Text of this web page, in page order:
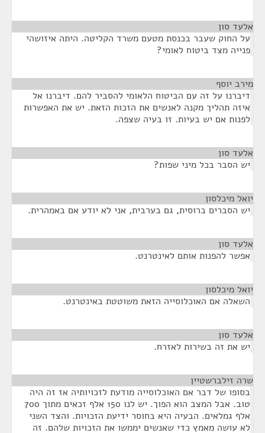
אלעד סון
על החוק שעבר בכנסת מטעם משרד הקליטה. היתה איזושהי
פנייה מצד ביטוח לאומי?
מירב יוסף
דיברנו על זה עם הביטוח הלאומי להסביר להם. דיברנו אל
איזה תהליך מקנה לאנשים את הזכות הזאת. יש את האפשרות
לפנות אם יש בעיות. זו בעיה שצפה.
אלעד סון
יש הסבר בכל מיני שפות?
יואל מיכלסון
יש הסברים ברוסית, גם בערבית, אני לא יודע אם באמהרית.
אלעד סון
אפשר להפנות אותם לאינטרנט.
יואל מיכלסון
השאלה אם האוכלוסייה הזאת משוטטת באינטרנט.
אלעד סון
יש את זה בשירות לאזרח.
שרה זילברשטיין
בסופו של דבר אם האוכלוסייה מודעת לזכויותיה אז זה היה
טוב. אבל המצב הוא הפוך. יש לנו 150 אלף זכאים מתוך 700
אלף גמלאים. הבעיה היא בחוסר ידיעת הזכויות. והצד השני
לא עושה מאמץ כדי שאנשים יממשו את הזכויות שלהם. זה